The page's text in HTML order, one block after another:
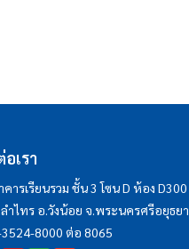
เรา
คารเรียนรวม ชั้น 3 โซน D ห้อง D300
ำไทร อ.วังน้อย จ.พระนครศรีอยุธยา
8000 ต่อ 8065